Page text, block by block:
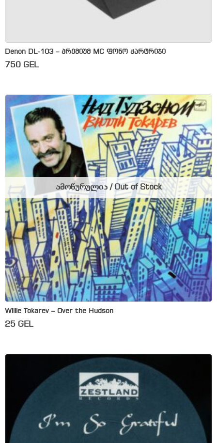
Denon DL-103 – პრემიუმ MC ფონო კარტრიჯი
750 GEL
Willie Tokarev – Over the Hudson
25 GEL
ამოწურულია / Out of Stock